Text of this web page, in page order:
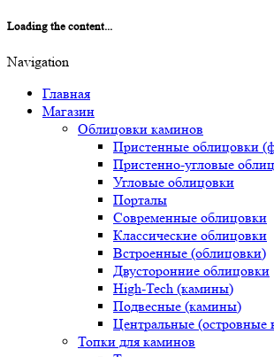
Loading the content...
Navigation
Главная
Магазин
Облицовки каминов
Пристенные облицовки
Пристенно-угловые
Угловые облицовки
Порталы
Современные облицовки
Классические облицовки
Встроенные (облицовки)
Двусторонние облицовки
High-Tech (камины)
Подвесные (камины)
Центральные (островные
Топки для каминов